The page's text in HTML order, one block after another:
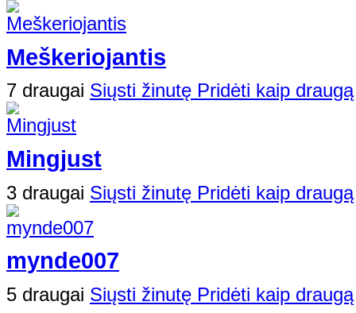
Meškeriojantis
7 draugai Siųsti žinutę Pridėti kaip draugą
Mingjust
3 draugai Siųsti žinutę Pridėti kaip draugą
mynde007
5 draugai Siųsti žinutę Pridėti kaip draugą